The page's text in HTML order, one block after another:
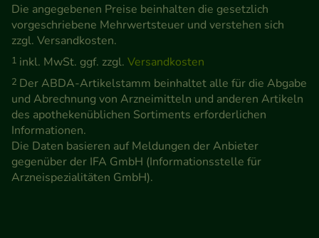
unsere Website weiter für Sie optimieren können,
den Inhalt auf unserer Website aber auch die
Werbung auf Drittseiten möglichst relevant für Sie
zu gestalten. Bitte beachten Sie, dass Daten hierfür
teilweise an Dritte wie z.B. Google oder soziale
Medien übertragen werden.
Die angegebenen Preise beinhalten die gesetzlich
vorgeschriebene Mehrwertsteuer und verstehen sich
zzgl. Versandkosten.
1 inkl. MwSt. ggf. zzgl. Versandkosten
2 Der ABDA-Artikelstamm beinhaltet alle für die Abgabe
und Abrechnung von Arzneimitteln und anderen Artikeln
des apothekenüblichen Sortiments erforderlichen
Informationen.
Die Daten basieren auf Meldungen der Anbieter
gegenüber der IFA GmbH (Informationsstelle für
Arzneispezialitäten GmbH).